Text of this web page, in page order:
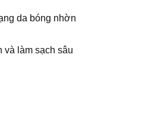
da bóng nhờn
và làm sạch sâu